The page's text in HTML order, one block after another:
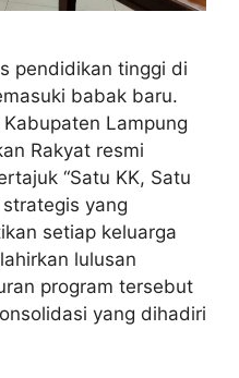
pendidikan tinggi di
babak baru.
Lampung
Rakyat resmi
“Satu KK, Satu
yang
setiap keluarga
lulusan
program tersebut
yang dihadiri